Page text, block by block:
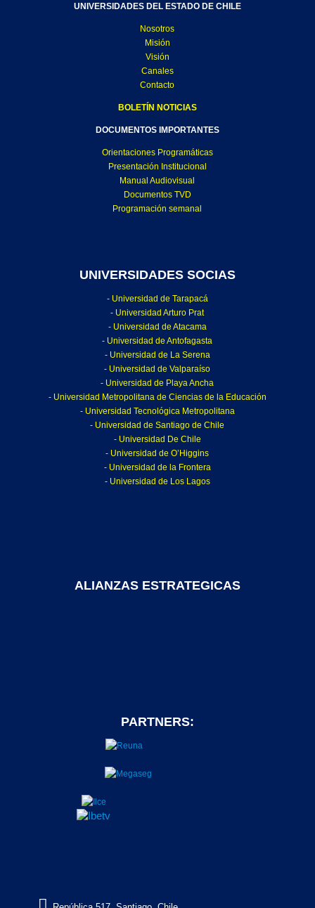
UNIVERSIDADES DEL ESTADO DE CHILE
Nosotros
Misión
Visión
Canales
Contacto
BOLETÍN NOTICIAS
DOCUMENTOS IMPORTANTES
Orientaciones Programáticas
Presentación Institucional
Manual Audiovisual
Documentos TVD
Programación semanal
UNIVERSIDADES SOCIAS
- Universidad de Tarapacá
- Universidad Arturo Prat
- Universidad de Atacama
- Universidad de Antofagasta
- Universidad de La Serena
- Universidad de Valparaíso
- Universidad de Playa Ancha
- Universidad Metropolitana de Ciencias de la Educación
- Universidad Tecnológica Metropolitana
- Universidad de Santiago de Chile
- Universidad De Chile
- Universidad de O’Higgins
- Universidad de la Frontera
- Universidad de Los Lagos
ALIANZAS ESTRATEGICAS
PARTNERS: